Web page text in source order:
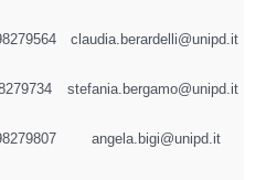
claudia.berardelli@unipd.it
stefania.bergamo@unipd.it
angela.bigi@unipd.it